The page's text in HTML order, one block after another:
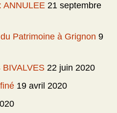
ANNULEE 21 septembre
Patrimoine à Grignon 9
22 juin 2020
19 avril 2020